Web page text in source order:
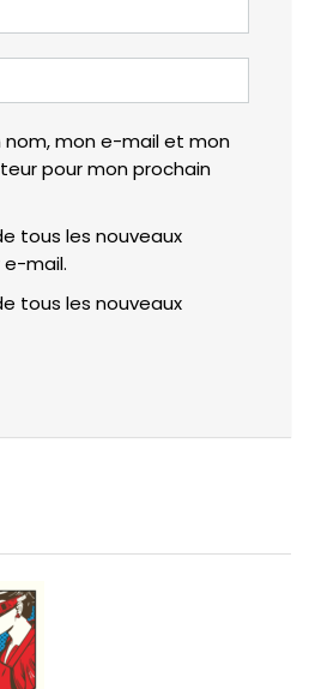
nom, mon e-mail et mon
pour mon prochain
tous les nouveaux
mail.
tous les nouveaux